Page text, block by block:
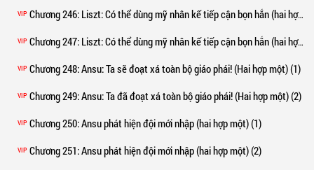
VIP Chương 246: Liszt: Có thể dùng mỹ nhân kế tiếp cận bọn hắn (hai hợp một) (1)
VIP Chương 247: Liszt: Có thể dùng mỹ nhân kế tiếp cận bọn hắn (hai hợp một) (2)
VIP Chương 248: Ansu: Ta sẽ đoạt xá toàn bộ giáo phái! (Hai hợp một) (1)
VIP Chương 249: Ansu: Ta đã đoạt xá toàn bộ giáo phái! (Hai hợp một) (2)
VIP Chương 250: Ansu phát hiện đội mới nhập (hai hợp một) (1)
VIP Chương 251: Ansu phát hiện đội mới nhập (hai hợp một) (2)